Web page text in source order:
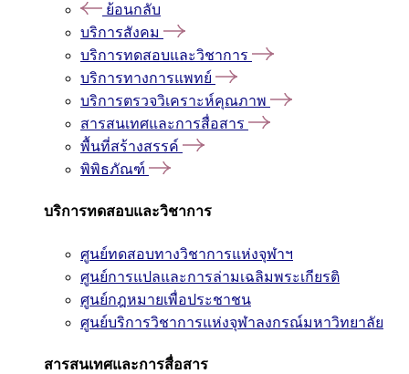
ย้อนกลับ
บริการสังคม
บริการทดสอบและวิชาการ
บริการทางการแพทย์
บริการตรวจวิเคราะห์คุณภาพ
สารสนเทศและการสื่อสาร
พื้นที่สร้างสรรค์
พิพิธภัณฑ์
บริการทดสอบและวิชาการ
ศูนย์ทดสอบทางวิชาการแห่งจุฬาฯ
ศูนย์การแปลและการล่ามเฉลิมพระเกียรติ
ศูนย์กฎหมายเพื่อประชาชน
ศูนย์บริการวิชาการแห่งจุฬาลงกรณ์มหาวิทยาลัย
สารสนเทศและการสื่อสาร